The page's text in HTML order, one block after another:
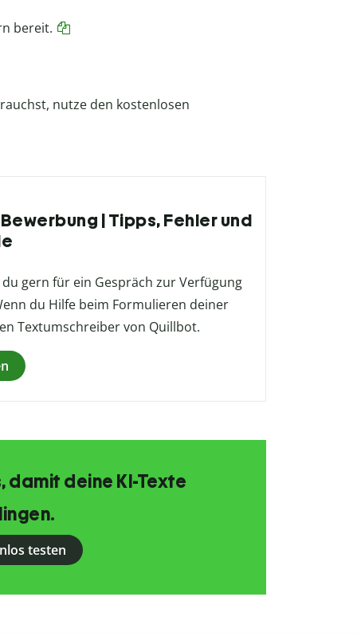
bereit.
nutze den kostenlosen
| Tipps, Fehler und
gern für ein Gespräch zur Verfügung
du Hilfe beim Formulieren deiner
Textumschreiber von Quillbot.
damit deine KI-Texte
testen